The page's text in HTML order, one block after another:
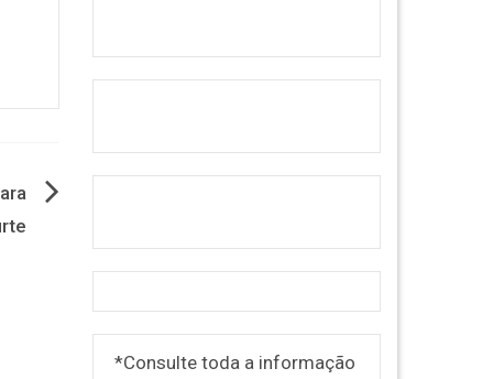
*Consulte toda a informação